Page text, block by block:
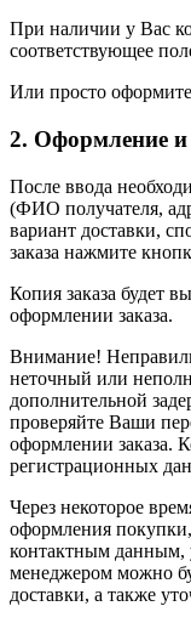
При наличии у Вас
соответствующее
Или просто оформите
2. Оформление и
После ввода
(ФИО получателя,
вариант доставки,
заказа нажмите
Копия заказа будет
оформлении заказа.
Внимание!
неточный или
дополнительной
проверяйте Ваши
оформлении заказа.
регистрационных
Через некоторое
оформления
контактным данным,
менеджером можно
доставки, а также